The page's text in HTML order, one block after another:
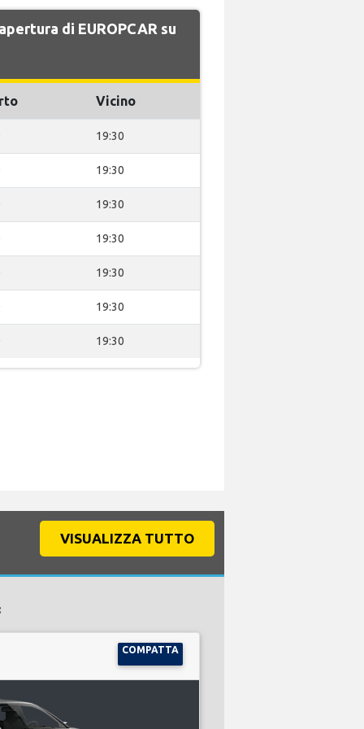
di EUROPCAR su
Vicino
19:30
19:30
19:30
19:30
19:30
19:30
19:30
VISUALIZZA TUTTO
COMPATTA